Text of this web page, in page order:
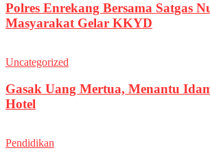
Polres Enrekang Bersama Satgas
Masyarakat Gelar KKYD
Uncategorized
Gasak Uang Mertua, Menantu
Hotel
Pendidikan